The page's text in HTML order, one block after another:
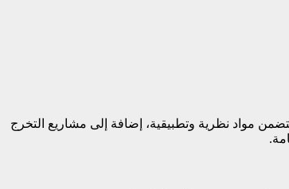
مواد نظرية وتطبيقية، إضافة إلى مشاريع التخرج